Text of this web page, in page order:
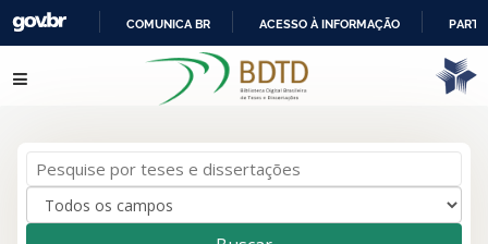
IR
PARA
COMUNICA BR ACESSO À INFORMAÇÃO
resultados de 2para a busca '
Garcia, Tatiana
Renata
Pular para o conteúdo